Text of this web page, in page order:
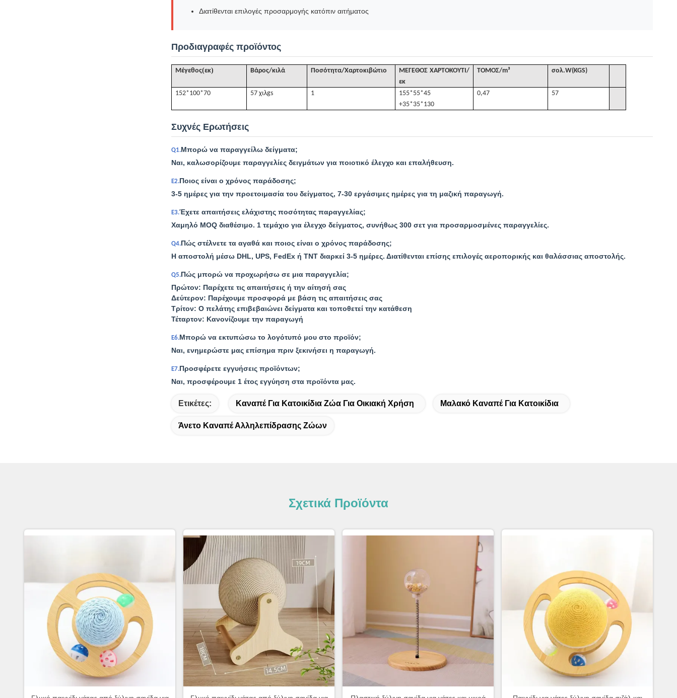
Διατίθενται επιλογές προσαρμογής κατόπιν αιτήματος
Προδιαγραφές προϊόντος
Μέγεθος(εκ) Βάρος/κιλά Ποσότητα/Χαρτοκιβώτιο
ΜΕΓΕΘΟΣ ΧΑΡΤΟΚΟΥΤΙ/
εκ
ΤΟΜΟΣ/m³ σολ.W(KGS)
152*100*70 57 χιλgs 1
155*55*45
+35*35*130
0,47 57
Συχνές Ερωτήσεις
Q1.Μπορώ να παραγγείλω δείγματα;
Ναι, καλωσορίζουμε παραγγελίες δειγμάτων για ποιοτικό έλεγχο και επαλήθευση.
Ε2.Ποιος είναι ο χρόνος παράδοσης;
3-5 ημέρες για την προετοιμασία του δείγματος, 7-30 εργάσιμες ημέρες για τη μαζική παραγωγή.
Ε3.Έχετε απαιτήσεις ελάχιστης ποσότητας παραγγελίας;
Χαμηλό MOQ διαθέσιμο. 1 τεμάχιο για έλεγχο δείγματος, συνήθως 300 σετ για προσαρμοσμένες παραγγελίες.
Q4.Πώς στέλνετε τα αγαθά και ποιος είναι ο χρόνος παράδοσης;
Η αποστολή μέσω DHL, UPS, FedEx ή TNT διαρκεί 3-5 ημέρες. Διατίθενται επίσης επιλογές αεροπορικής και θαλάσσιας αποστολής.
Q5.Πώς μπορώ να προχωρήσω σε μια παραγγελία;
Πρώτον: Παρέχετε τις απαιτήσεις ή την αίτησή σας
Δεύτερον: Παρέχουμε προσφορά με βάση τις απαιτήσεις σας
Τρίτον: Ο πελάτης επιβεβαιώνει δείγματα και τοποθετεί την κατάθεση
Τέταρτον: Κανονίζουμε την παραγωγή
Ε6.Μπορώ να εκτυπώσω το λογότυπό μου στο προϊόν;
Ναι, ενημερώστε μας επίσημα πριν ξεκινήσει η παραγωγή.
Ε7.Προσφέρετε εγγυήσεις προϊόντων;
Ναι, προσφέρουμε 1 έτος εγγύηση στα προϊόντα μας.
Ετικέτες: Καναπέ Για Κατοικίδια Ζώα Για Οικιακή Χρήση Μαλακό Καναπέ Για Κατοικίδια
Άνετο Καναπέ Αλληλεπίδρασης Ζώων
Σχετικά Προϊόντα